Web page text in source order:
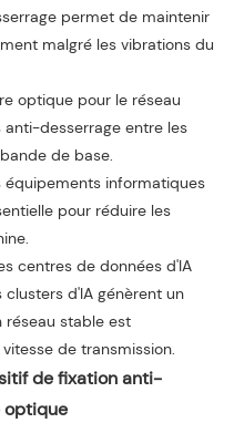
permet de maintenir
malgré les vibrations du
optique pour le réseau
desserrage entre les
de base.
équipements informatiques
pour réduire les
centres de données d'IA
d'IA génèrent un
stable est
de transmission.
de fixation anti-
optique